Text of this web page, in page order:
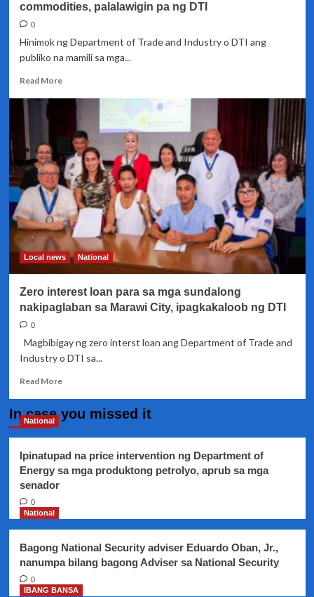
commodities, palalawigin pa ng DTI
0
Hinimok ng Department of Trade and Industry o DTI ang
publiko na mamili sa mga...
Read MoreRead
about
inspeksyon
sa
SRP
ng
mga
basic
commodities,
palalawigin
pa
ng
Local news National
Zero interest loan para sa mga sundalong
nakipaglaban sa Marawi City, ipagkakaloob ng DTI
0
Magbibigay ng zero interst loan ang Department of Trade and
Industry o DTI sa...
Read MoreRead
Zero
para
sa
City,
ipagkakaloob
DTI
In case you missed it
National
Ipinatupad na price intervention ng Department of
Energy sa mga produktong petrolyo, aprub sa mga
senador
0
National
Bagong National Security adviser Eduardo Oban, Jr.,
nanumpa bilang bagong Adviser sa National Security
0
IBANG BANSA